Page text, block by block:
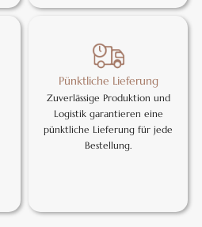
Pünktliche Lieferung
Zuverlässige Produktion und
Logistik garantieren eine
pünktliche Lieferung für jede
Bestellung.